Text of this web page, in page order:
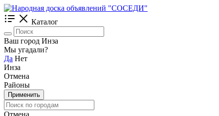
Каталог
Ваш город Инза
Мы угадали?
Да Нет
Инза
Отмена
Районы
Применить
Отмена